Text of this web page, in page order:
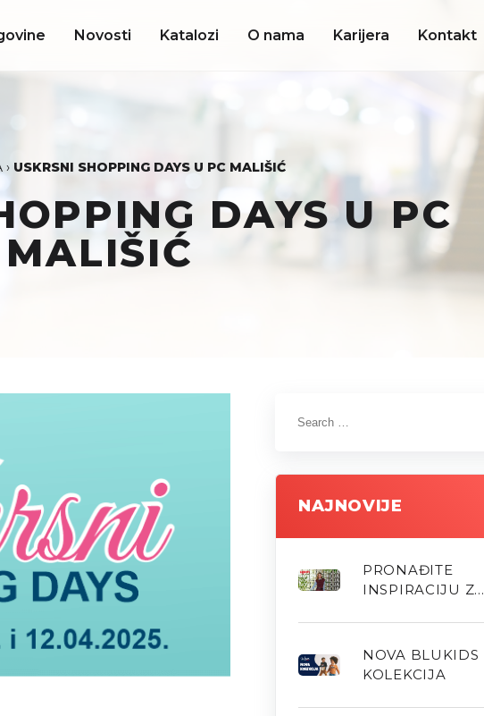
Novosti Katalozi O nama Karijera Kontakt
› USKRSNI SHOPPING DAYS U PC MALIŠIĆ
DAYS U PC
MALIŠIĆ
NAJNOVIJE
PRONAĐITE
INSPIRACIJU ZA
NOVA BLUKIDS
KOLEKCIJA